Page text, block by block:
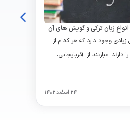
زبان ترکی و گویش های آن
زیادی وجود دارد که هر کدام از
عبارتند از: آذربایجانی،
۲۴ اسفند ۱۴۰۲